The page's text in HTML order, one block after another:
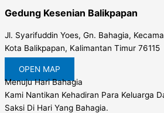
Gedung Kesenian Balikpapan
Jl. Syarifuddin Yoes, Gn. Bahagia,
Kota Balikpapan, Kalimantan Timur 76115
OPEN MAP
Menuju Hari Bahagia
Kami Nantikan Kehadiran Para Keluarga
Saksi Di Hari Yang Bahagia.